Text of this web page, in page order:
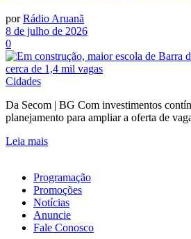
por Rádio Aruanã
8 de julho de 2026
0
Cidades
Da Secom | BG Com investimentos
planejamento para ampliar a oferta de
Leia mais
Programação
Promoções
Notícias
Anuncie
Fale Conosco